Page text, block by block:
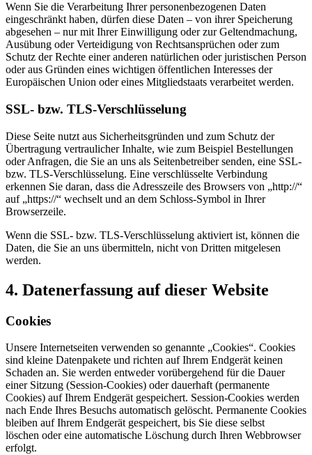
Wenn Sie die Verarbeitung Ihrer personenbezogenen Daten
eingeschränkt haben, dürfen diese Daten – von ihrer Speicherung
abgesehen – nur mit Ihrer Einwilligung oder zur Geltendmachung,
Ausübung oder Verteidigung von Rechtsansprüchen oder zum
Schutz der Rechte einer anderen natürlichen oder juristischen Person
oder aus Gründen eines wichtigen öffentlichen Interesses der
Europäischen Union oder eines Mitgliedstaats verarbeitet werden.
SSL- bzw. TLS-Verschlüsselung
Diese Seite nutzt aus Sicherheitsgründen und zum Schutz der
Übertragung vertraulicher Inhalte, wie zum Beispiel Bestellungen
oder Anfragen, die Sie an uns als Seitenbetreiber senden, eine SSL-
bzw. TLS-Verschlüsselung. Eine verschlüsselte Verbindung
erkennen Sie daran, dass die Adresszeile des Browsers von „http://“
auf „https://“ wechselt und an dem Schloss-Symbol in Ihrer
Browserzeile.
Wenn die SSL- bzw. TLS-Verschlüsselung aktiviert ist, können die
Daten, die Sie an uns übermitteln, nicht von Dritten mitgelesen
werden.
4. Datenerfassung auf dieser Website
Cookies
Unsere Internetseiten verwenden so genannte „Cookies“. Cookies
sind kleine Datenpakete und richten auf Ihrem Endgerät keinen
Schaden an. Sie werden entweder vorübergehend für die Dauer
einer Sitzung (Session-Cookies) oder dauerhaft (permanente
Cookies) auf Ihrem Endgerät gespeichert. Session-Cookies werden
nach Ende Ihres Besuchs automatisch gelöscht. Permanente Cookies
bleiben auf Ihrem Endgerät gespeichert, bis Sie diese selbst
löschen oder eine automatische Löschung durch Ihren Webbrowser
erfolgt.